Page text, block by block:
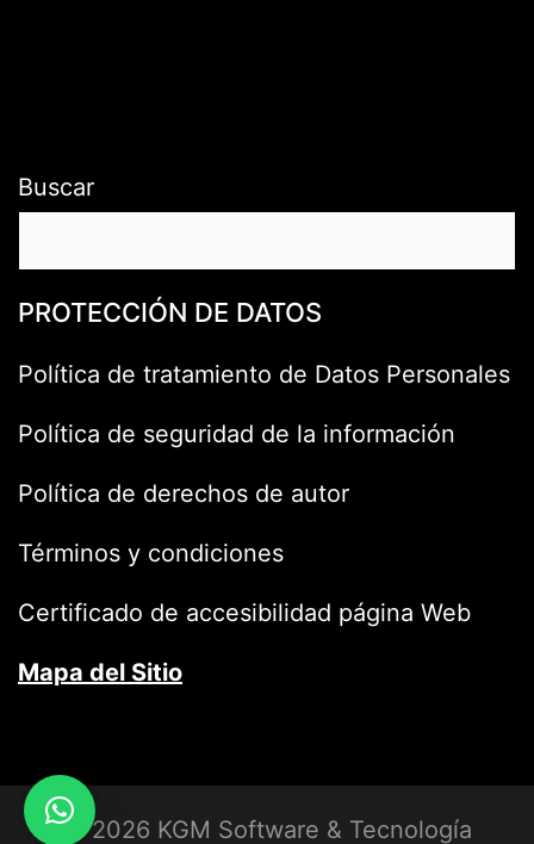
Buscar
PROTECCIÓN DE DATOS
Política de tratamiento de Datos Personales
Política de seguridad de la información
Política de derechos de autor
Términos y condiciones
Certificado de accesibilidad página Web
Mapa del Sitio
© 2026 KGM Software & Tecnología